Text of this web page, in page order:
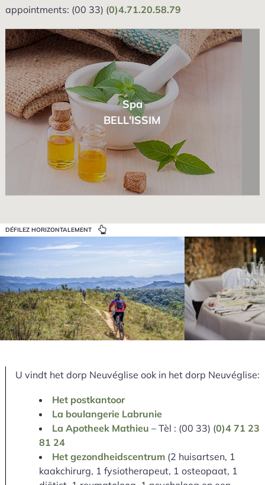
appointments: (00 33) (0)4.71.20.58.79
Spa
BELL'ISSIM
DÉFILEZ HORIZONTALEMENT
U vindt het dorp Neuvéglise ook in het dorp Neuvéglise:
Het postkantoor
La boulangerie Labrunie
La Apotheek Mathieu – Tèl : (00 33) (0)4 71 23
81 24
Het gezondheidscentrum(2 huisartsen, 1
kaakchirurg, 1 fysiotherapeut, 1 osteopaat, 1